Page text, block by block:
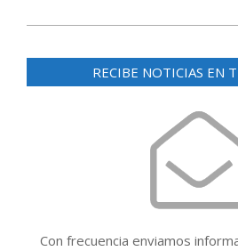
RECIBE NOTICIAS EN
Con frecuencia enviamos